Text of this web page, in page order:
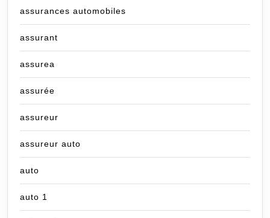
assurances automobiles
assurant
assurea
assurée
assureur
assureur auto
auto
auto 1